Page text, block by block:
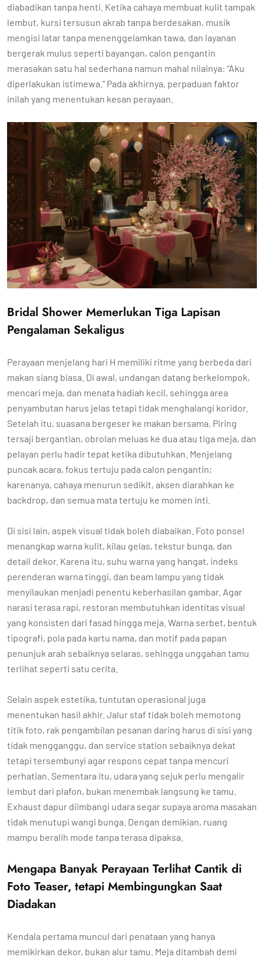
diabadikan tanpa henti. Ketika cahaya membuat kulit tampak
lembut, kursi tersusun akrab tanpa berdesakan, musik
mengisi latar tanpa menenggelamkan tawa, dan layanan
bergerak mulus seperti bayangan, calon pengantin
merasakan satu hal sederhana namun mahal nilainya: “Aku
diperlakukan istimewa.” Pada akhirnya, perpaduan faktor
inilah yang menentukan kesan perayaan.
Bridal Shower Memerlukan Tiga Lapisan
Pengalaman Sekaligus
Perayaan menjelang hari H memiliki ritme yang berbeda dari
makan siang biasa. Di awal, undangan datang berkelompok,
mencari meja, dan menata hadiah kecil, sehingga area
penyambutan harus jelas tetapi tidak menghalangi koridor.
Setelah itu, suasana bergeser ke makan bersama. Piring
tersaji bergantian, obrolan meluas ke dua atau tiga meja, dan
pelayan perlu hadir tepat ketika dibutuhkan. Menjelang
puncak acara, fokus tertuju pada calon pengantin;
karenanya, cahaya menurun sedikit, aksen diarahkan ke
backdrop, dan semua mata tertuju ke momen inti.
Di sisi lain, aspek visual tidak boleh diabaikan. Foto ponsel
menangkap warna kulit, kilau gelas, tekstur bunga, dan
detail dekor. Karena itu, suhu warna yang hangat, indeks
perenderan warna tinggi, dan beam lampu yang tidak
menyilaukan menjadi penentu keberhasilan gambar. Agar
narasi terasa rapi, restoran membutuhkan identitas visual
yang konsisten dari fasad hingga meja. Warna serbet, bentuk
tipografi, pola pada kartu nama, dan motif pada papan
penunjuk arah sebaiknya selaras, sehingga unggahan tamu
terlihat seperti satu cerita.
Selain aspek estetika, tuntutan operasional juga
menentukan hasil akhir. Jalur staf tidak boleh memotong
titik foto, rak pengambilan pesanan daring harus di sisi yang
tidak mengganggu, dan service station sebaiknya dekat
tetapi tersembunyi agar respons cepat tanpa mencuri
perhatian. Sementara itu, udara yang sejuk perlu mengalir
lembut dari plafon, bukan menembak langsung ke tamu.
Exhaust dapur diimbangi udara segar supaya aroma masakan
tidak menutupi wangi bunga. Dengan demikian, ruang
mampu beralih mode tanpa terasa dipaksa.
Mengapa Banyak Perayaan Terlihat Cantik di
Foto Teaser, tetapi Membingungkan Saat
Diadakan
Kendala pertama muncul dari penataan yang hanya
memikirkan dekor, bukan alur tamu. Meja ditambah demi